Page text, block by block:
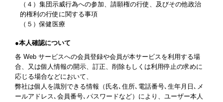
（４）集団示威行為への参加、請願権の行使、及びその他政治
的権利の行使に関する事項
（５）保健医療
●本人確認について
各 Web サービスへの会員登録や会員が本サービスを利用する場
合、又は個人情報の開示、訂正、削除もしくは利用停止の求めに
応じる場合などにおいて、
弊社は個人を識別できる情報（氏名､住所､電話番号､生年月日､メ
ールアドレス､会員番号､パスワードなど）により、ユーザー本人